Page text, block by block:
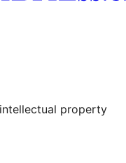
Tumblr
property